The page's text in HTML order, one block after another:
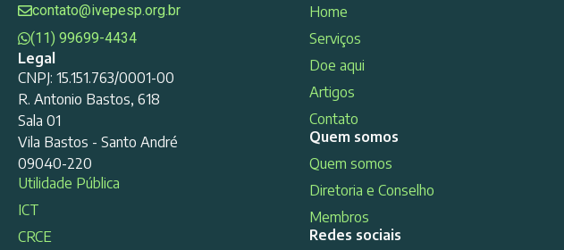
contato@ivepesp.org.br
(11) 99699-4434
Legal
CNPJ: 15.151.763/0001-00
R. Antonio Bastos, 618
Sala 01
Vila Bastos - Santo André
09040-220
Utilidade Pública
ICT
CRCE
Home
Serviços
Doe aqui
Artigos
Contato
Quem somos
Quem somos
Diretoria e Conselho
Membros
Redes sociais